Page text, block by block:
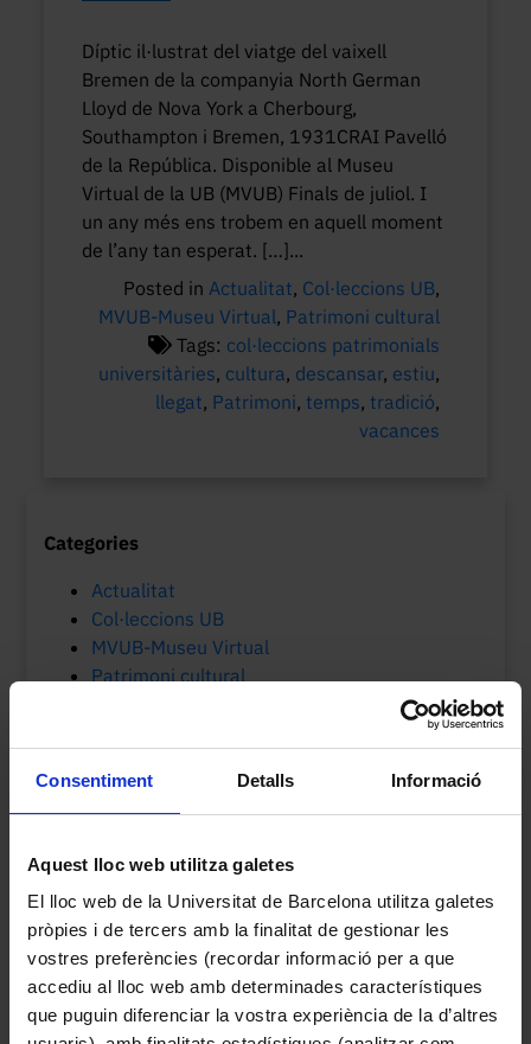
Consentiment Detalls Informació
Aquest lloc web utilitza galetes
El lloc web de la Universitat de Barcelona utilitza galetes
pròpies i de tercers amb la finalitat de gestionar les
vostres preferències (recordar informació per a que
accediu al lloc web amb determinades característiques
que puguin diferenciar la vostra experiència de la d’altres
Díptic il·lustrat del viatge del vaixell
Bremen de la companyia North German
Lloyd de Nova York a Cherbourg,
Southampton i Bremen, 1931CRAI Pavelló
de la República. Disponible al Museu
Virtual de la UB (MVUB) Finals de juliol. I
un any més ens trobem en aquell moment
de l’any tan esperat. […]...
Posted in Actualitat, Col·leccions UB,
MVUB-Museu Virtual, Patrimoni cultural
Tags: col·leccions patrimonials
universitàries, cultura, descansar, estiu,
llegat, Patrimoni, temps, tradició,
vacances
Categories
Actualitat
Col·leccions UB
MVUB-Museu Virtual
Patrimoni cultural
Etiquetes
150è aniversari arxius biblioteques Biologia Botànica
catalogació col·leccions
patrimonials UB col·leccions
patrimonials universitàries
col·lecció patrimonial UBconeixement
CRAI Biblioteca de Belles Arts dibuix naturalista dibuixos botànics
Digitalització docència Dublin Core Edifici Històric